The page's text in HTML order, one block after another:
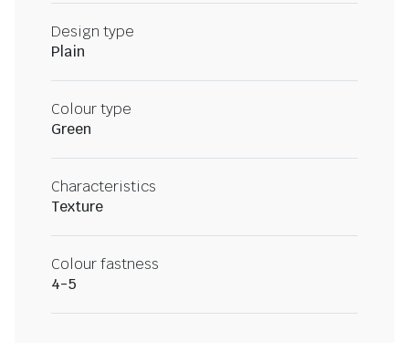
Design type
Plain
Colour type
Green
Characteristics
Texture
Colour fastness
4-5